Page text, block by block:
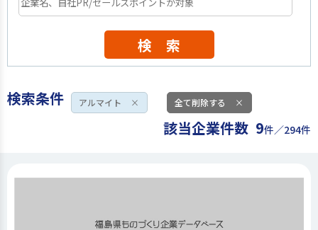
検 索
検索条件 アルマイト × 全て削除する ×
該当企業件数 9件／294件